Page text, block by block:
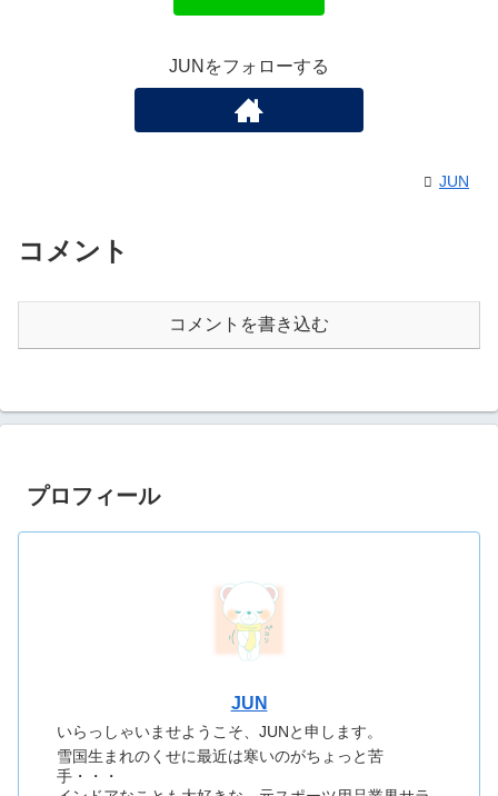
JUNをフォローする
JUN
コメント
コメントを書き込む
プロフィール
JUN
いらっしゃいませようこそ、JUNと申します。
雪国生まれのくせに最近は寒いのがちょっと苦
手・・・